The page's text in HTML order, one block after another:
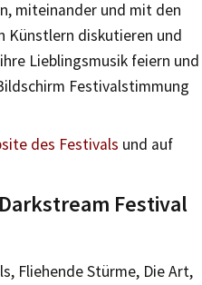
miteinander und mit den
Künstlern diskutieren und
Lieblingsmusik feiern und
Festivalstimmung
des Festivals und auf
Festival
Fliehende Stürme, Die Art,